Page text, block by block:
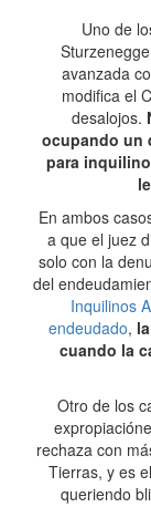
Uno de
avanzada
modifica el
desalojos.
ocupando un
para
En ambos
a que el juez
solo con la
del
Inquilinos
endeudado,
cuando la
Otro de los
rechaza con
Tierras, y es
queriendo